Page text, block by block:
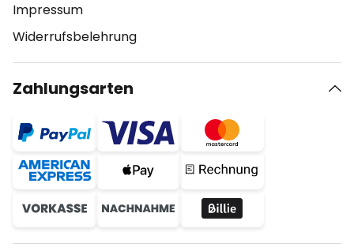
Impressum
Widerrufsbelehrung
Zahlungsarten